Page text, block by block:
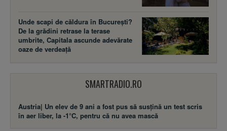
Unde scapi de căldura în București?
De la grădini retrase la terase
umbrite, Capitala ascunde adevărate
oaze de verdeață
SMARTRADIO.RO
Austria| Un elev de 9 ani a fost pus să susţină un test scris
în aer liber, la -1°C, pentru că nu avea mască